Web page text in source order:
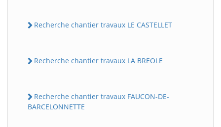
Recherche chantier travaux LE CASTELLET
Recherche chantier travaux LA BREOLE
Recherche chantier travaux FAUCON-DE-
BARCELONNETTE